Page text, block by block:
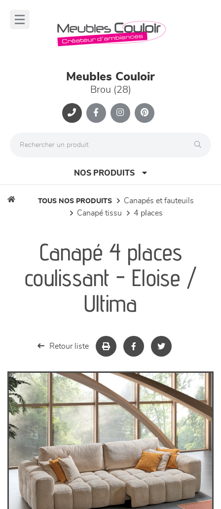
Meubles Couloir
Brou (28)
NOS PRODUITS
séjours
meubles de complément
TOUS NOS PRODUITS
canapés et fauteuils
canapé tissu
4 places
Canapé 4 places
coulissant - Eloise /
Ultima
Retour liste